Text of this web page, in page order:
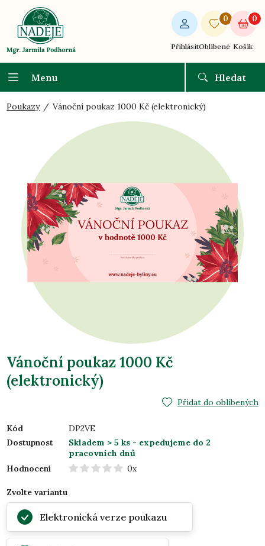
Přihlásit
0
Oblíbené
0
Košík
Menu Hledat
Poukazy Vánoční poukaz 1000 Kč (elektronický)
Vánoční poukaz 1000 Kč
(elektronický)
Přidat do oblíbených
Kód
DP2VE
Dostupnost
Skladem > 5 ks - expedujeme do 2
pracovních dnů
Hodnocení
0x
Zvolte variantu
Elektronická verze poukazu